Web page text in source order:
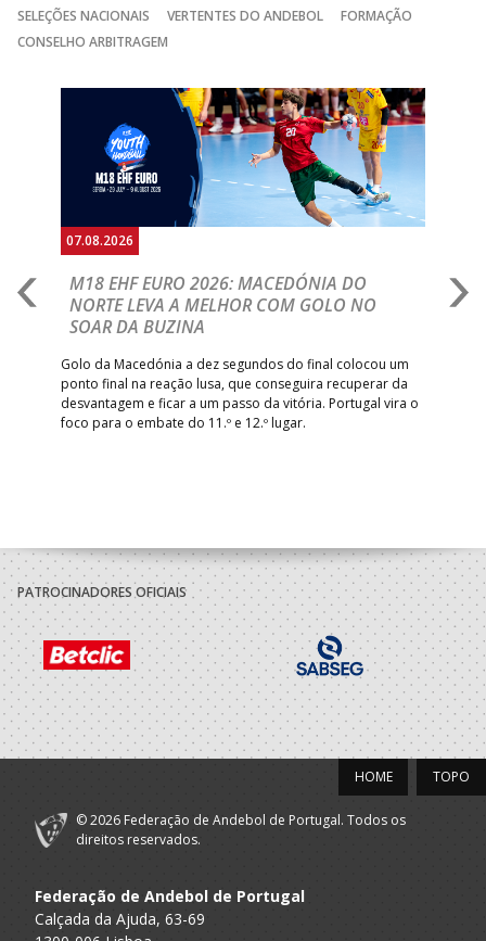
SELEÇÕES NACIONAIS
VERTENTES DO ANDEBOL
FORMAÇÃO
CONSELHO ARBITRAGEM
07.08.2026
M18 EHF EURO 2026: MACEDÓNIA DO
NORTE LEVA A MELHOR COM GOLO NO
SOAR DA BUZINA
Golo da Macedónia a dez segundos do final colocou um
ponto final na reação lusa, que conseguira recuperar da
desvantagem e ficar a um passo da vitória. Portugal vira o
foco para o embate do 11.º e 12.º lugar.
PATROCINADORES OFICIAIS
TOPO
HOME
© 2026 Federação de Andebol de Portugal. Todos os
direitos reservados.
Federação de Andebol de Portugal
Calçada da Ajuda, 63-69